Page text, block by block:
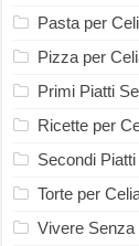
Pasta per
Pizza per
Primi Piatti
Ricette per
Secondi
Torte per
Vivere Senza